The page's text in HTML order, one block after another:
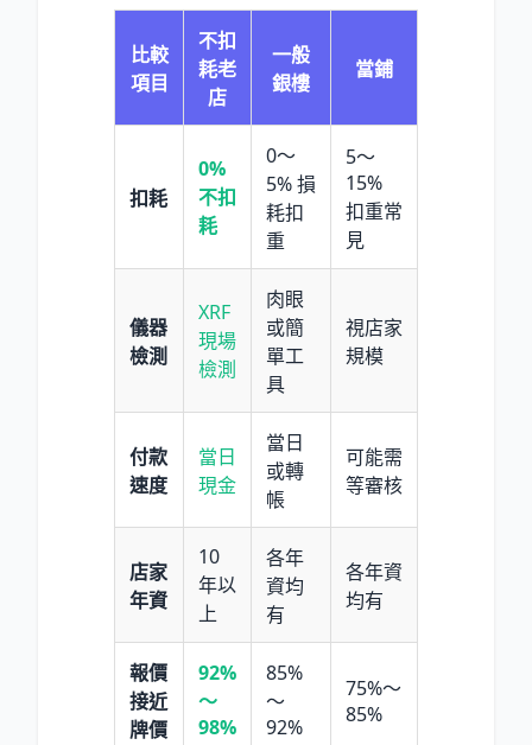
比較
項目
不扣
耗老
店
一般
銀樓
當鋪
扣耗
0%
不扣
耗
0～
5% 損
耗扣
重
5～
15%
扣重常
見
儀器
檢測
XRF
現場
檢測
肉眼
或簡
單工
具
視店家
規模
付款
速度
當日
現金
當日
或轉
帳
可能需
等審核
店家
年資
10
年以
上
各年
資均
有
各年資
均有
報價
接近
牌價
92%
～
98%
85%
～
92%
75%～
85%